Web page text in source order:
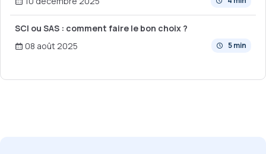
SCI ou SAS : comment faire le bon choix ?
5 min
08 août 2025